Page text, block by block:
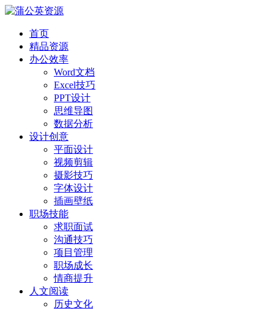
首页
精品资源
办公效率
Word文档
Excel技巧
PPT设计
思维导图
数据分析
设计创意
平面设计
视频剪辑
摄影技巧
字体设计
插画壁纸
职场技能
求职面试
沟通技巧
项目管理
职场成长
情商提升
人文阅读
历史文化